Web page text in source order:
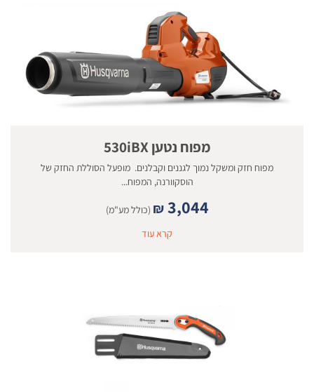
מפוח נטען 530iBX
מפוח חזק ומשקל נמוך לגננים וקבלנים. מופעל הסוללת החזק של
הוסקוורנה, המפוח...
₪ 3,044
(כולל מע"מ)
קרא עוד